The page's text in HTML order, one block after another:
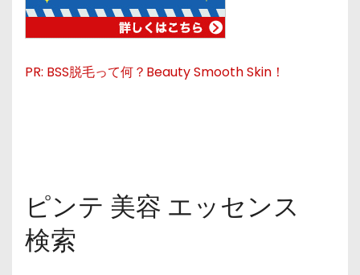
PR: BSS脱毛って何？Beauty Smooth Skin！
ピンテ 美容 エッセンス
検索